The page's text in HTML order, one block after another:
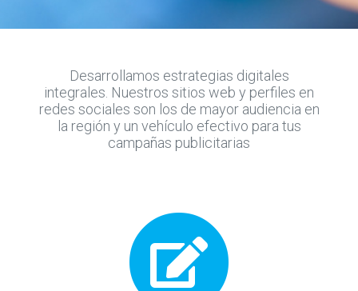
Desarrollamos estrategias digitales
integrales. Nuestros sitios web y perfiles en
redes sociales son los de mayor audiencia en
la región y un vehículo efectivo para tus
campañas publicitarias